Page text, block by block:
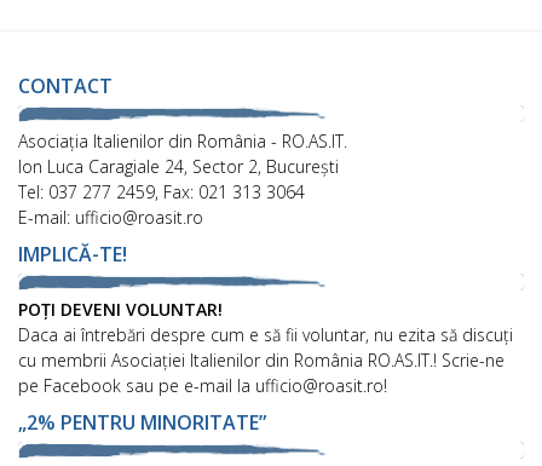
CONTACT
Asociaţia Italienilor din România - RO.AS.IT.
Ion Luca Caragiale 24, Sector 2, București
Tel: 037 277 2459, Fax: 021 313 3064
E-mail: ufficio@roasit.ro
IMPLICĂ-TE!
POȚI DEVENI VOLUNTAR!
Daca ai întrebări despre cum e să fii voluntar, nu ezita să discuți
cu membrii Asociației Italienilor din România RO.AS.IT.! Scrie-ne
pe Facebook sau pe e-mail la ufficio@roasit.ro!
„2% PENTRU MINORITATE”